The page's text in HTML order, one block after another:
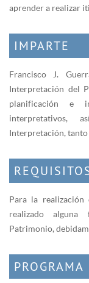
aprender a realizar
IMPARTE
Francisco J.
Interpretación del
planificación e
interpretativos,
Interpretación, tanto
Para la
realizado alguna
Patrimonio,
PROGRAMA